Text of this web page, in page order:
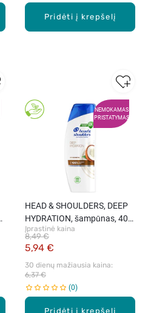
Pridėti į krepšelį
NEMOKAMAS
PRISTATYMAS
Pridėti į krepšelį
HEAD & SHOULDERS, DEEP
HYDRATION, šampūnas, 400
ml
Įprastinė kaina
5,94 €
8,49 €
30 dienų mažiausia kaina:
6,37 €
0